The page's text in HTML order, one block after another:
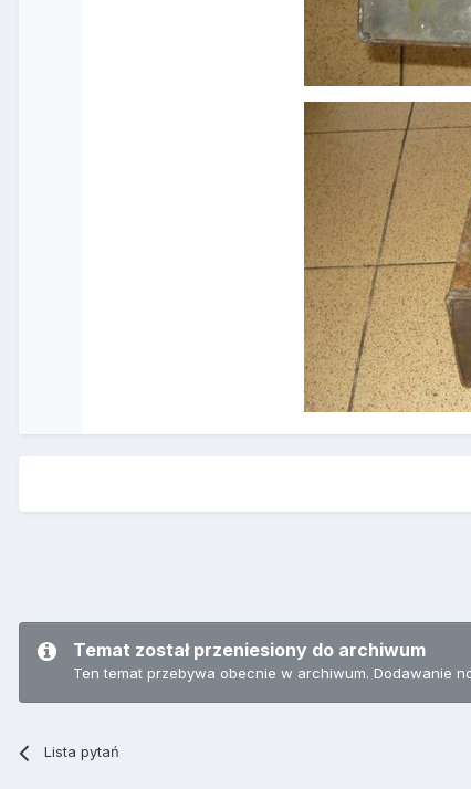
Temat został przeniesiony do archiwum
Ten temat przebywa obecnie w archiwum. Dodawanie
Lista pytań